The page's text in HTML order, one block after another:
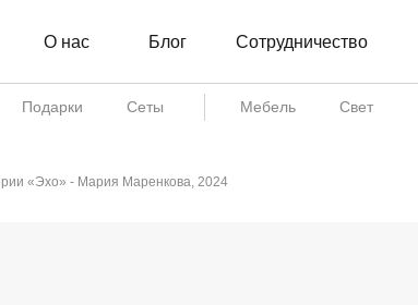
О нас Блог Сотрудничество
Подарки Свет
Мебель
Сеты
«Эхо» - Мария Маренкова, 2024